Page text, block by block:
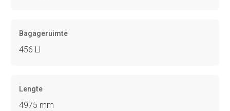
Bagageruimte
456 Ll
Lengte
4975 mm